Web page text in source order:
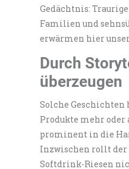
Gedächtnis: Traurige
Familien und
erwärmen hier
Durch
überzeugen
Solche
Produkte mehr oder
prominent in die
Inzwischen rollt der
Softdrink-Riesen